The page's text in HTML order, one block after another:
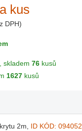
kus
DPH)
, skladem 76 kusů
1627 kusů
2m, ID KÓD: 094052